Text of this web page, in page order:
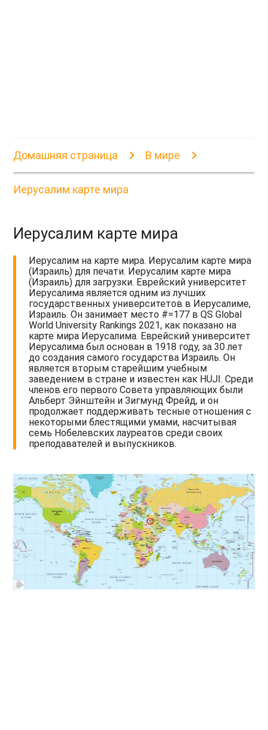
Домашняя страница В мире
Иерусалим карте мира
Иерусалим карте мира
Иерусалим на карте мира. Иерусалим карте мира
(Израиль) для печати. Иерусалим карте мира
(Израиль) для загрузки. Еврейский университет
Иерусалима является одним из лучших
государственных университетов в Иерусалиме,
Израиль. Он занимает место #=177 в QS Global
World University Rankings 2021, как показано на
карте мира Иерусалима. Еврейский университет
Иерусалима был основан в 1918 году, за 30 лет
до создания самого государства Израиль. Он
является вторым старейшим учебным
заведением в стране и известен как HUJI. Среди
членов его первого Совета управляющих были
Альберт Эйнштейн и Зигмунд Фрейд, и он
продолжает поддерживать тесные отношения с
некоторыми блестящими умами, насчитывая
семь Нобелевских лауреатов среди своих
преподавателей и выпускников.